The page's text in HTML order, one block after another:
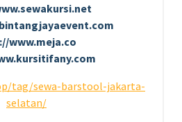
www.meja.co
tag/sewa-barstool-jakarta-
selatan/